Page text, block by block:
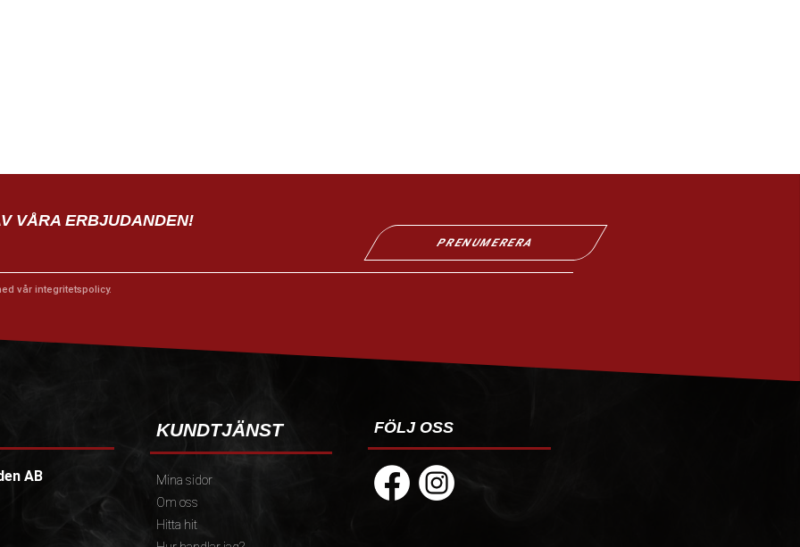
VÅRA ERBJUDANDEN!
PRENUMERERA
vår integritetspolicy.
AB
KUNDTJÄNST
Mina sidor
Om oss
Hitta hit
FÖLJ OSS